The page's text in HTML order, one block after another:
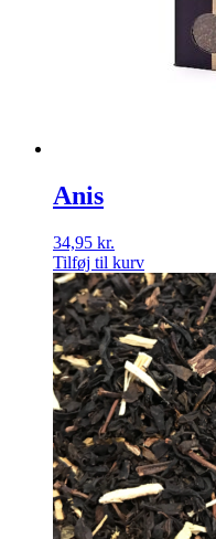
Anis
34,95 kr.
Tilføj til kurv